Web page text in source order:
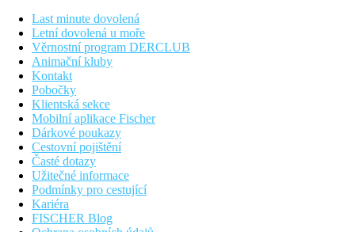
Last minute dovolená
Letní dovolená u moře
Věrnostní program DERCLUB
Animační kluby
Kontakt
Pobočky
Klientská sekce
Mobilní aplikace Fischer
Dárkové poukazy
Cestovní pojištění
Časté dotazy
Užitečné informace
Podmínky pro cestující
Kariéra
FISCHER Blog